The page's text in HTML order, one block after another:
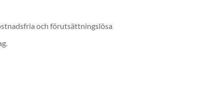
och förutsättningslösa